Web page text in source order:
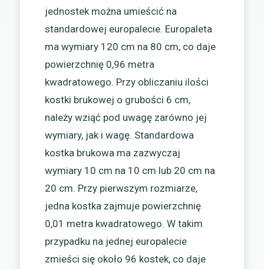
jednostek można umieścić na
standardowej europalecie. Europaleta
ma wymiary 120 cm na 80 cm, co daje
powierzchnię 0,96 metra
kwadratowego. Przy obliczaniu ilości
kostki brukowej o grubości 6 cm,
należy wziąć pod uwagę zarówno jej
wymiary, jak i wagę. Standardowa
kostka brukowa ma zazwyczaj
wymiary 10 cm na 10 cm lub 20 cm na
20 cm. Przy pierwszym rozmiarze,
jedna kostka zajmuje powierzchnię
0,01 metra kwadratowego. W takim
przypadku na jednej europalecie
zmieści się około 96 kostek, co daje